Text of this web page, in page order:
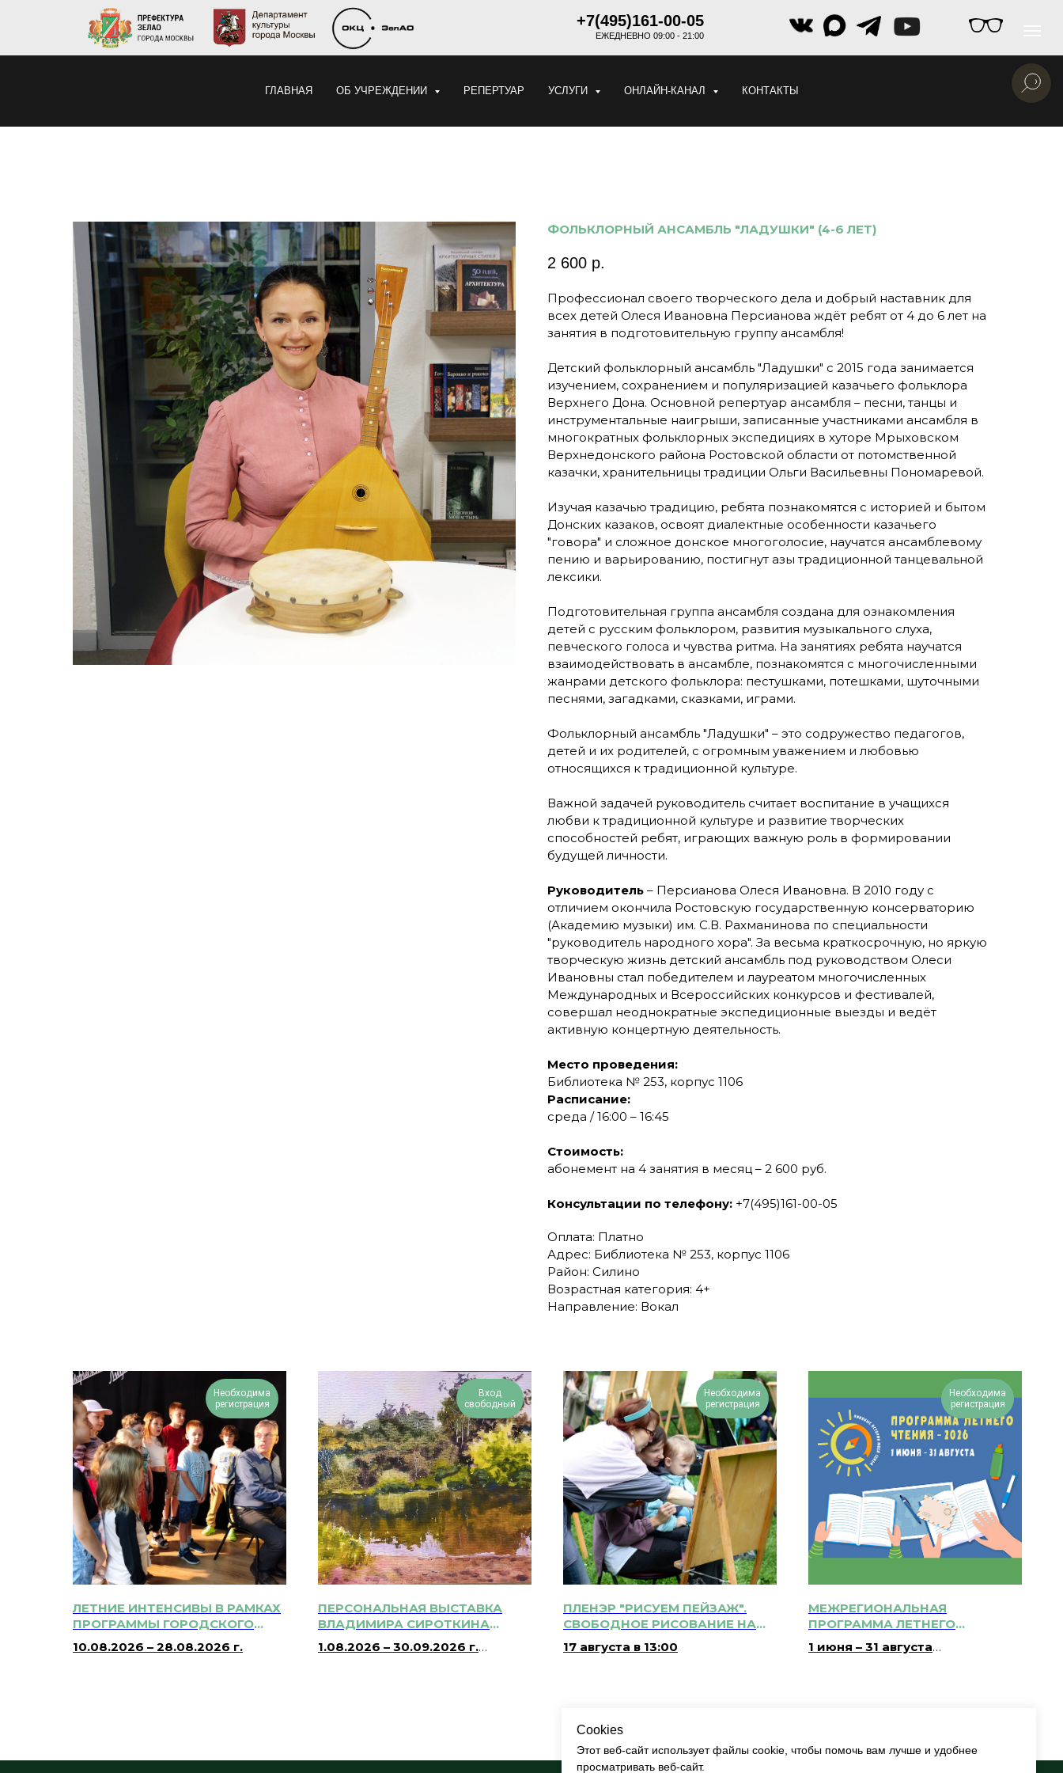
+7(495)161-00-05
ЕЖЕДНЕВНО 09:00 - 21:00
ГЛАВНАЯ ОБ УЧРЕЖДЕНИИ РЕПЕРТУАР УСЛУГИ ОНЛАЙН-КАНАЛ КОНТАКТЫ
ФОЛЬКЛОРНЫЙ АНСАМБЛЬ "ЛАДУШКИ" (4-6 ЛЕТ)
2 600 р.
Профессионал своего творческого дела и добрый наставник для
всех детей Олеся Ивановна Персианова ждёт ребят от 4 до 6 лет на
занятия в подготовительную группу ансамбля!
Детский фольклорный ансамбль "Ладушки" с 2015 года занимается
изучением, сохранением и популяризацией казачьего фольклора
Верхнего Дона. Основной репертуар ансамбля – песни, танцы и
инструментальные наигрыши, записанные участниками ансамбля в
многократных фольклорных экспедициях в хуторе Мрыховском
Верхнедонского района Ростовской области от потомственной
казачки, хранительницы традиции Ольги Васильевны Пономаревой.
Изучая казачью традицию, ребята познакомятся с историей и бытом
Донских казаков, освоят диалектные особенности казачьего
"говора" и сложное донское многоголосие, научатся ансамблевому
пению и варьированию, постигнут азы традиционной танцевальной
лексики.
Подготовительная группа ансамбля создана для ознакомления
детей с русским фольклором, развития музыкального слуха,
певческого голоса и чувства ритма. На занятиях ребята научатся
взаимодействовать в ансамбле, познакомятся с многочисленными
жанрами детского фольклора: пестушками, потешками, шуточными
песнями, загадками, сказками, играми.
Фольклорный ансамбль "Ладушки" – это содружество педагогов,
детей и их родителей, с огромным уважением и любовью
относящихся к традиционной культуре.
Важной задачей руководитель считает воспитание в учащихся
любви к традиционной культуре и развитие творческих
способностей ребят, играющих важную роль в формировании
будущей личности.
Руководитель – Персианова Олеся Ивановна. В 2010 году с
отличием окончила Ростовскую государственную консерваторию
(Академию музыки) им. С.В. Рахманинова по специальности
"руководитель народного хора". За весьма краткосрочную, но яркую
творческую жизнь детский ансамбль под руководством Олеси
Ивановны стал победителем и лауреатом многочисленных
Международных и Всероссийских конкурсов и фестивалей,
совершал неоднократные экспедиционные выезды и ведёт
активную концертную деятельность.
Место проведения:
Библиотека № 253, корпус 1106
Расписание:
среда / 16:00 – 16:45
Стоимость:
абонемент на 4 занятия в месяц – 2 600 руб.
Консультации по телефону: +7(495)161-00-05
Оплата: Платно
Адрес: Библиотека № 253, корпус 1106
Район: Силино
Возрастная категория: 4+
Направление: Вокал
Необходима
регистрация
ЛЕТНИЕ ИНТЕНСИВЫ В РАМКАХ
ПРОГРАММЫ ГОРОДСКОГО
ДОСУГА ДЛЯ ДЕТЕЙ И
ВЗРОСЛЫХ "КУЛЬТЛЕТО" 6+
10.08.2026 – 28.08.2026 г.
Вход
свободный
ПЕРСОНАЛЬНАЯ ВЫСТАВКА
ВЛАДИМИРА СИРОТКИНА
"АКВАРЕЛЬНЫЙ ВЗГЛЯД" 0+
1.08.2026 – 30.09.2026 г.
Необходима
регистрация
ПЛЕНЭР "РИСУЕМ ПЕЙЗАЖ".
СВОБОДНОЕ РИСОВАНИЕ НА
МОЛЬБЕРТАХ 6+
17 августа в 13:00
Необходима
регистрация
МЕЖРЕГИОНАЛЬНАЯ
ПРОГРАММА ЛЕТНЕГО
ЧТЕНИЯ-2026 0+
1 июня – 31 августа
Cookies
Этот веб-сайт использует файлы cookie, чтобы помочь вам лучше и удобнее
просматривать веб-сайт.